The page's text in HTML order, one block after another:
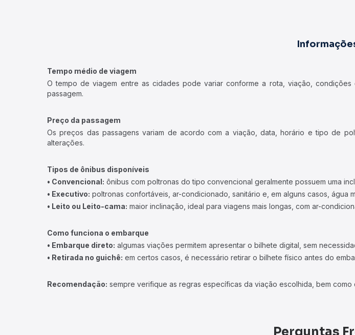
Tempo médio de viagem
O tempo de viagem entre as cidades pode variar conforme a rota, viação,
passagem.
Preço da passagem
Os preços das passagens variam de acordo com a viação, data, horário e tipo de
alterações.
Tipos de ônibus disponíveis
• Convencional: ônibus com poltronas do tipo convencional geralmente possuem uma
• Executivo: poltronas confortáveis, ar-condicionado, sanitário e, em alguns casos, água
• Leito ou Leito-cama: maior inclinação, ideal para viagens mais longas, com ar-
Como funciona o embarque
• Embarque direto: algumas viações permitem apresentar o bilhete digital, sem
• Retirada no guichê: em certos casos, é necessário retirar o bilhete físico antes do
Recomendação: sempre verifique as regras específicas da viação escolhida, bem
Perguntas